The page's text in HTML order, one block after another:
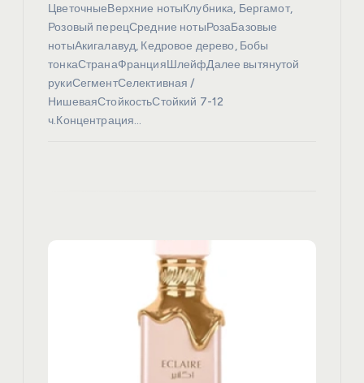
ЦветочныеВерхние нотыКлубника, Бергамот,
Розовый перецСредние нотыРозаБазовые
нотыАкигалавуд, Кедровое дерево, Бобы
тонкаСтранаФранцияШлейфДалее вытянутой
рукиСегментСелективная /
НишеваяСтойкостьСтойкий 7-12
ч.Концентрация…